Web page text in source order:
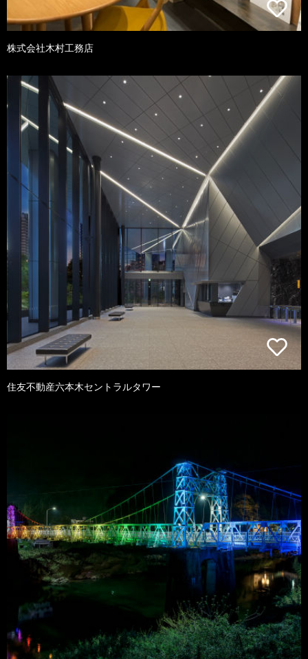
株式会社木村工務店
住友不動産六本木セントラルタワー